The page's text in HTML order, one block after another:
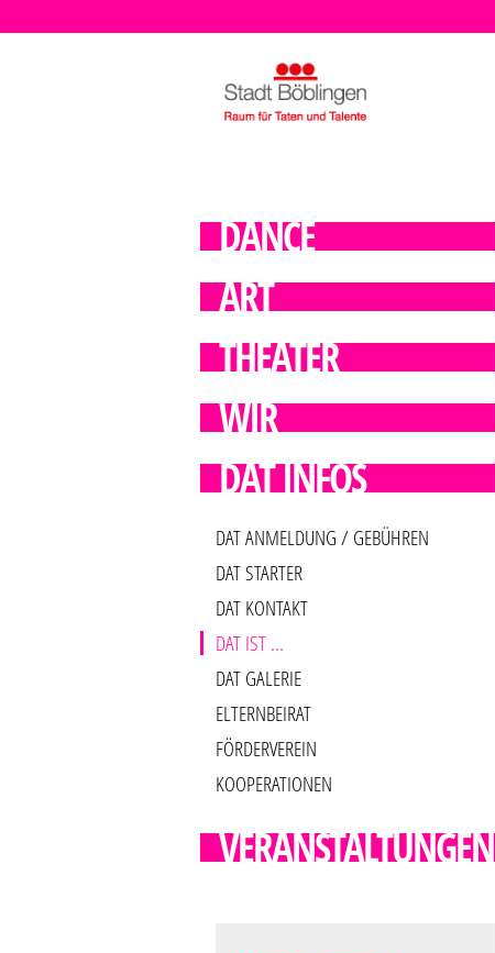
DANCE
ART
THEATER
WIR
DAT INFOS
DAT ANMELDUNG / GEBÜHREN
DAT STARTER
DAT KONTAKT
DAT IST ...
DAT GALERIE
ELTERNBEIRAT
FÖRDERVEREIN
KOOPERATIONEN
VERANSTALTUNGEN